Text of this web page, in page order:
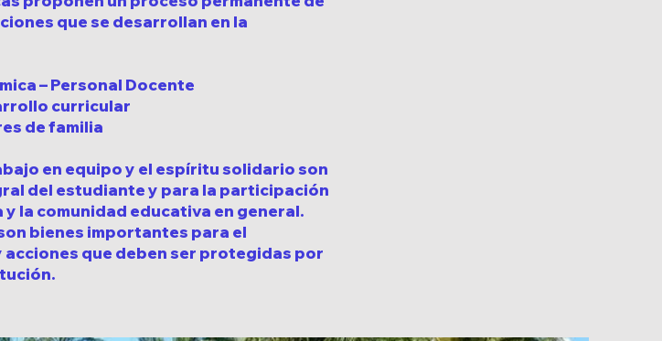
que se desarrollan en la
– Personal Docente
curricular
de familia
en equipo y el espíritu solidario son
del estudiante y para la participación
la comunidad educativa en general.
bienes importantes para el
que deben ser protegidas por